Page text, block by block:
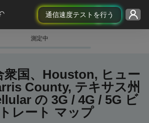
通信速度テストを行う
測定中
衆国、Houston, ヒュー
County, テキサス州
の 3G / 4G / 5G ビ
レート マップ